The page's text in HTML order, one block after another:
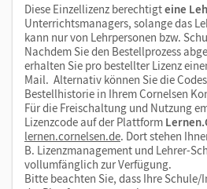
Diese Einzellizenz berechtigteine
Unterrichtsmanagers, solange das
kann nur von Lehrpersonen bzw.
Nachdem Sie den Bestellprozess
erhalten Sie pro bestellter Lizenz
Mail. Alternativ können Sie die
Bestellhistorie in Ihrem Cornelsen
Für die Freischaltung und Nutzung
Lizenzcode auf der Plattform
lernen.cornelsen.de. Dort stehen
B. Lizenzmanagement und Lehrer-
vollumfänglich zur Verfügung.
Bitte beachten Sie, dass Ihre